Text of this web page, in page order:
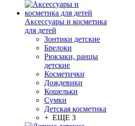
Аксессуары и косметика
для детей
Зонтики детские
Брелоки
Рюкзаки, ранцы
детские
Косметички
Дождевики
Кошельки
Сумки
Детская косметика
+ ЕЩЕ 3